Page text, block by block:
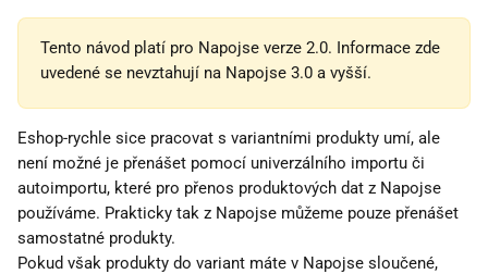
Tento návod platí pro Napojse verze 2.0. Informace zde
uvedené se nevztahují na Napojse 3.0 a vyšší.
Eshop-rychle sice pracovat s variantními produkty umí, ale
není možné je přenášet pomocí univerzálního importu či
autoimportu, které pro přenos produktových dat z Napojse
používáme. Prakticky tak z Napojse můžeme pouze přenášet
samostatné produkty.
Pokud však produkty do variant máte v Napojse sloučené,